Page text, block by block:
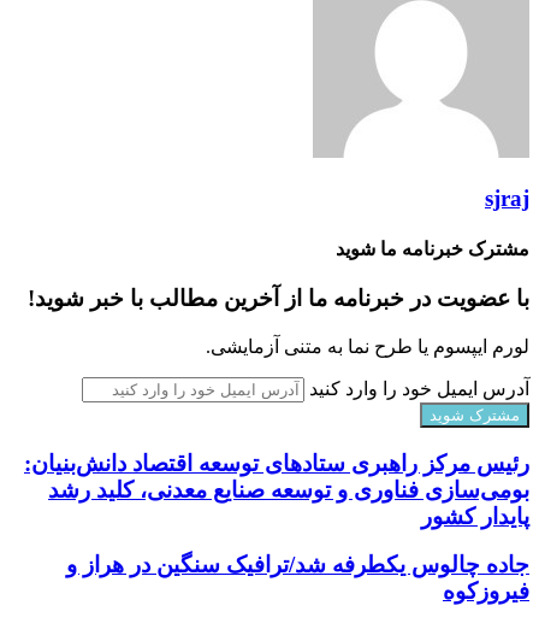
sjraj
مشترک خبرنامه ما شوید
با عضویت در خبرنامه ما از آخرین مطالب با خبر شوید!
لورم ایپسوم یا طرح‌ نما به متنی آزمایشی.
آدرس ایمیل خود را وارد کنید
رئیس مرکز راهبری ستادهای توسعه اقتصاد دانش‌بنیان:
بومی‌سازی فناوری و توسعه صنایع معدنی، کلید رشد
پایدار کشور
جاده چالوس یکطرفه شد/ترافیک سنگین در هراز و
فیروزکوه